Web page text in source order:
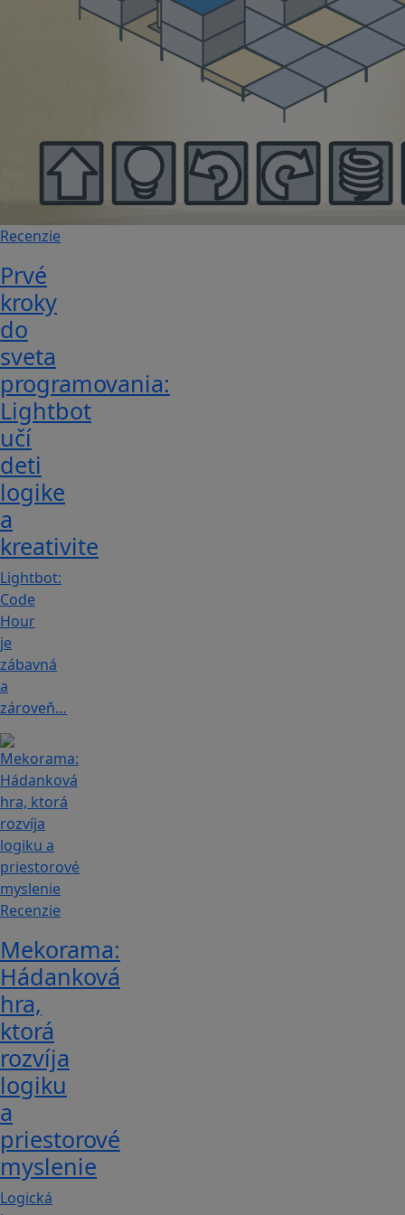
Recenzie
Prvé
kroky
do
sveta
programovania:
Lightbot
učí
deti
logike
a
kreativite
Lightbot:
Code
Hour
je
zábavná
a
zároveň…
Recenzie
Mekorama:
Hádanková
hra,
ktorá
rozvíja
logiku
a
priestorové
myslenie
Logická